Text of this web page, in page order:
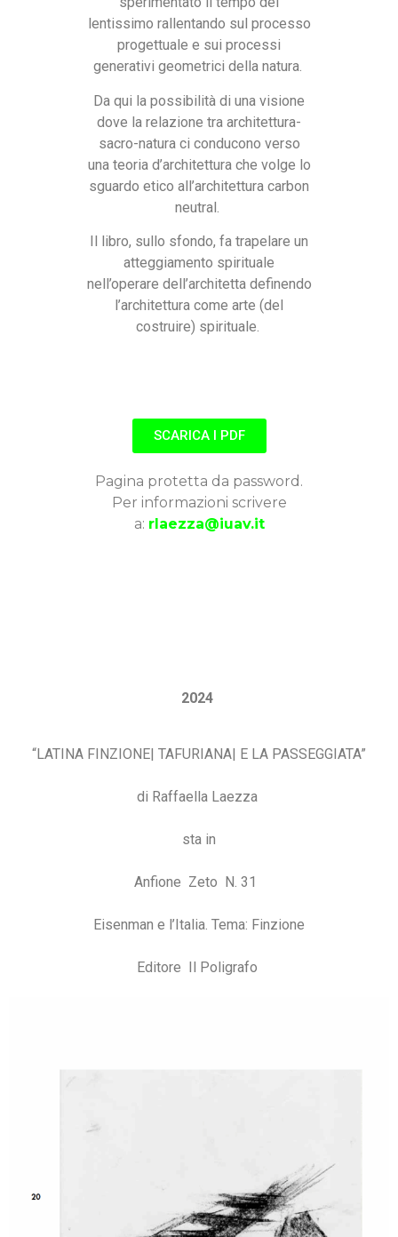
lentissimo rallentando sul processo
progettuale e sui processi
generativi geometrici della natura.
Da qui la possibilità di una visione
dove la relazione tra architettura-
sacro-natura ci conducono verso
una teoria d’architettura che volge lo
sguardo etico all’architettura carbon
neutral.
Il libro, sullo sfondo, fa trapelare un
atteggiamento spirituale
nell’operare dell’architetta definendo
l’architettura come arte (del
costruire) spirituale.
SCARICA I PDF
Pagina protetta da password.
Per informazioni scrivere
a: rlaezza@iuav.it
2024
“LATINA FINZIONE| TAFURIANA| E LA PASSEGGIATA”
di Raffaella Laezza
sta in
Anfione Zeto N. 31
Eisenman e l’Italia. Tema: Finzione
Editore Il Poligrafo